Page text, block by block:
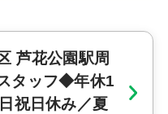
芦花公園駅周
タッフ◆年休1
祝日休み／夏